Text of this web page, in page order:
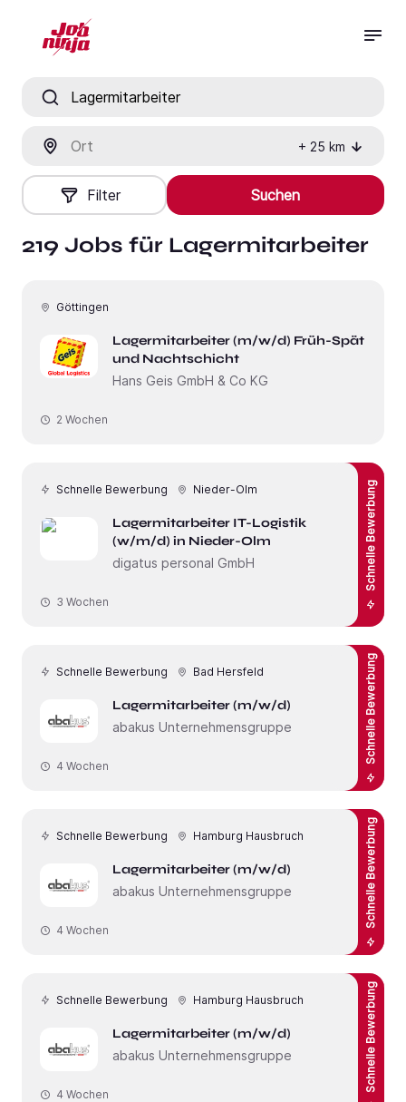
+ 25 km
Filter Suchen
219 Jobs für Lagermitarbeiter
Göttingen
Lagermitarbeiter (m/w/d) Früh-Spät
und Nachtschicht
Hans Geis GmbH & Co KG
2 Wochen
Schnelle Bewerbung Nieder-Olm
Lagermitarbeiter IT-Logistik
(w/m/d) in Nieder-Olm
digatus personal GmbH
Schnelle Bewerbung
3 Wochen
Schnelle Bewerbung Bad Hersfeld
Lagermitarbeiter (m/w/d)
abakus Unternehmensgruppe
Schnelle Bewerbung
4 Wochen
Schnelle Bewerbung Hamburg Hausbruch
Lagermitarbeiter (m/w/d)
abakus Unternehmensgruppe
Schnelle Bewerbung
4 Wochen
Schnelle Bewerbung Hamburg Hausbruch
Lagermitarbeiter (m/w/d)
abakus Unternehmensgruppe
Schnelle Bewerbung
4 Wochen